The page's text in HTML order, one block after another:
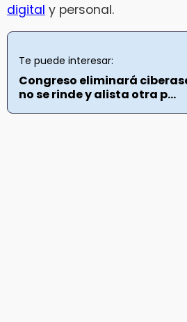
digital y personal.
Te puede interesar:
Congreso eliminará
no se rinde y alista otra p...